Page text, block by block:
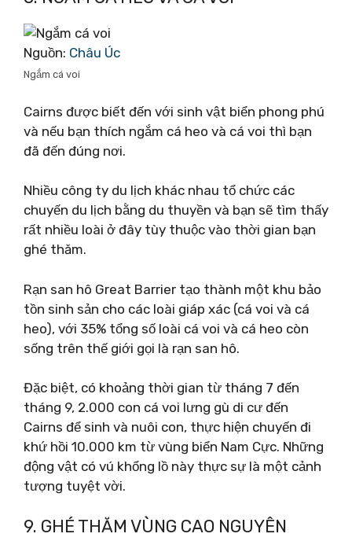
Nguồn: Châu Úc
Ngắm cá voi
Cairns được biết đến với sinh vật biển phong phú
và nếu bạn thích ngắm cá heo và cá voi thì bạn
đã đến đúng nơi.
Nhiều công ty du lịch khác nhau tổ chức các
chuyến du lịch bằng du thuyền và bạn sẽ tìm thấy
rất nhiều loài ở đây tùy thuộc vào thời gian bạn
ghé thăm.
Rạn san hô Great Barrier tạo thành một khu bảo
tồn sinh sản cho các loài giáp xác (cá voi và cá
heo), với 35% tổng số loài cá voi và cá heo còn
sống trên thế giới gọi là rạn san hô.
Đặc biệt, có khoảng thời gian từ tháng 7 đến
tháng 9, 2.000 con cá voi lưng gù di cư đến
Cairns để sinh và nuôi con, thực hiện chuyến đi
khứ hồi 10.000 km từ vùng biển Nam Cực. Những
động vật có vú khổng lồ này thực sự là một cảnh
tượng tuyệt vời.
9. GHÉ THĂM VÙNG CAO NGUYÊN